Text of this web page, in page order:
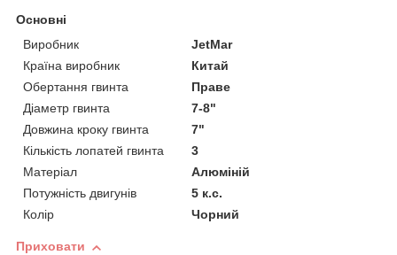
Основні
Виробник
JetMar
Країна виробник
Китай
Обертання гвинта
Праве
Діаметр гвинта
7-8"
Довжина кроку гвинта
7"
Кількість лопатей гвинта
3
Матеріал
Алюміній
Потужність двигунів
5 к.с.
Колір
Чорний
Приховати